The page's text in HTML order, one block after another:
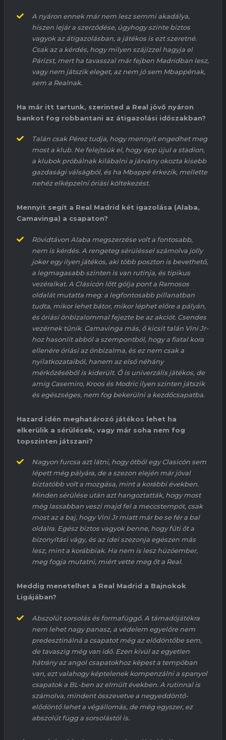
A nyáron ennek már nem lesz semmi akadálya,
hiszen lejár a szerződése, úgyhogy szinte biztos
vagyok az átigazolásban, a játékos is ezt szeretné.
Csak az a kérdés, hogy milyen szájízzel hagyja el
Párizst, mertha tavasszal már fejben Madridban lesz,
vagy nem játszik eleget, az nem jó sem Mbappénak,
sem a Realnak.
Ha már itt tartunk, szerinted a Real jövő nyáron
bankot fog robbantani az átigazolási időszakban?
Talán csakPéreztudja, hogy mennyit engedhet meg
most a klub. Ne felejtsük el, hogy épp újul a stadion,
a klubok próbálnak kilábalni a járvány okozta kisebb
gazdasági válságból, és ha Mbappéérkezik, mellette
nehéz elképzelni óriási költekezést.
Mennyit segít a Real Madrid két igazolása (Alaba,
Camavinga) a csapaton?
Rövidtávon Alaba megszerzése volt a fontosabb,
nem is kérdés. A rengeteg sérüléssel számolva jolly
joker egy ilyen játékos, aki több poszton is bevethető,
a legmagasabb szinten is van rutinja, és tipikus
vezéralkat. A Clásicón lőtt gólja pont a Ramosos
oldalát mutatta meg: a legfontosabb pillanatban
tudta, mikor lehet bátor, mikor léphet előre a pályán,
és óriási önbizalommal fejezte be az akciót. Csendes
vezérnek tűnik. Camavinga más, ő kicsit talán ViniJr-
hoz hasonlít abból a szempontból, hogy a fiatal kora
ellenére óriási az önbizalma, és ez nem csak a
nyilatkozataiból, hanem az első néhány
mérkőzéséből is kiderült. Ő is univerzális játékos, de
amígCasemiro, Kroos és Modricilyen szinten játszik
és egészséges, nem fog bekerülni a kezdőcsapatba.
Hazard idén meghatározó játékos lehet ha
elkerülik a sérülések, vagy már soha nem fog
topszinten játszani?
Nagyon furcsa azt látni, hogy ötből egyClasicón sem
lépett még pályára, de a szezon elején már jóval
biztatóbb volt a mozgása, mint a korábbi években.
Minden sérülése után azt hangoztatták, hogy most
még lassabban veszi majd fel a meccstempót, csak
most az a baj, hogyViniJrmiatt már be se fér a bal
oldalra. Egész biztos vagyok benne, hogy fűti őt a
bizonyítási vágy, és az idei szezonja egészen más
lesz, mint a korábbiak. Ha nem is lesz húzóember,
meg fogja mutatni, miért vette meg őt a Real.
Meddig menetelhet a Real Madrid a Bajnokok
Ligájában?
Abszolút sorsolás és formafüggő. A támadójátékra
nem lehet nagy panasz, a védelem egyelőre nem
predesztinálná a csapatot még az elődöntőbe sem,
de tavaszig még van idő. Ezen kívül az egyetlen
hátrány az angol csapatokhoz képest a tempóban
van, ezt valahogy képtelenek kompenzálni a spanyol
csapatok a BL-ben az elmúlt években. A rutinnal is
számolva, mindent összevetve a negyeddöntő-
elődöntő lehet a végállomás, de még egyszer, ez
abszolút függ a sorsolástól is.